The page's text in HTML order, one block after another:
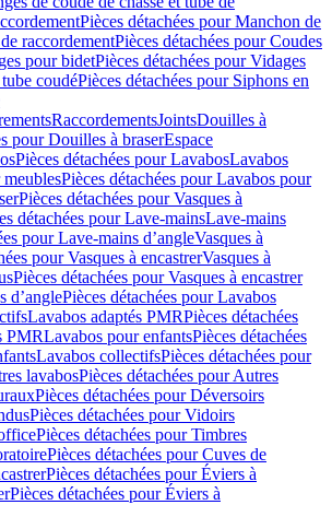
Pièces détachées pour Manchon de
raccordementPièces détachées pour Coudes
pour bidetPièces détachées pour Vidages
coudéPièces détachées pour Siphons en
RaccordementsJointsDouilles à
pour Douilles à braserEspace
Pièces détachées pour LavabosLavabos
Pièces détachées pour Lavabos pour
Pièces détachées pour Vasques à
détachées pour Lave-mainsLave-mains
pour Lave-mains d’angleVasques à
pour Vasques à encastrerVasques à
Pièces détachées pour Vasques à encastrer
d’anglePièces détachées pour Lavabos
Lavabos adaptés PMRPièces détachées
PMRLavabos pour enfantsPièces détachées
Lavabos collectifsPièces détachées pour
lavabosPièces détachées pour Autres
Pièces détachées pour Déversoirs
Pièces détachées pour Vidoirs
Pièces détachées pour Timbres
Pièces détachées pour Cuves de
Pièces détachées pour Éviers à
Pièces détachées pour Éviers à